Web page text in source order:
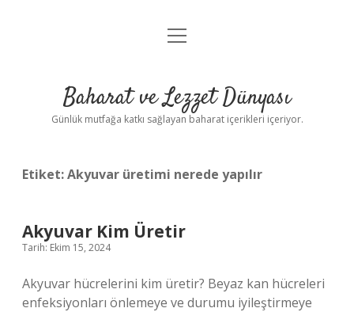
Anasayfa
Yasal Uyarı
menüyü
Baharat ve Lezzet Dünyası
Günlük mutfağa katkı sağlayan baharat içerikleri içeriyor.
Etiket:Akyuvar üretimi nerede yapılır
Akyuvar Kim Üretir
Tarih: Ekim 15, 2024
Akyuvar hücrelerini kim üretir? Beyaz kan hücreleri
enfeksiyonları önlemeye ve durumu iyileştirmeye